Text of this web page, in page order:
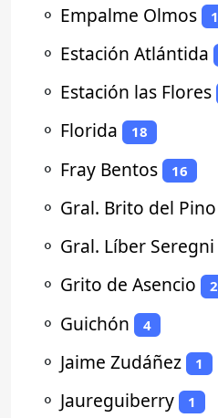
⚬ Empalme Olmos 1
⚬ Estación Atlántida
⚬ Estación las Flores
⚬ Florida 18
⚬ Fray Bentos 16
⚬ Gral. Brito del Pino
⚬ Gral. Líber Seregni
⚬ Grito de Asencio 2
⚬ Guichón 4
⚬ Jaime Zudáñez 1
⚬ Jaureguiberry 1